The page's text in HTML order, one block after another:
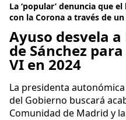
La ‘popular’ denuncia que
con la Corona a través de
Ayuso desvela
de Sánchez
VI en 2024
La presidenta
del Gobierno buscará
Comunidad de Madrid y